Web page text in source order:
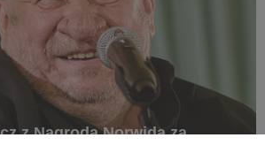
z Nagrodą Norwida za